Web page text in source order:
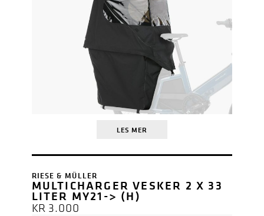
LES MER
RIESE & MÜLLER
MULTICHARGER VESKER 2 X 33
LITER MY21-> (H)
KR3.000